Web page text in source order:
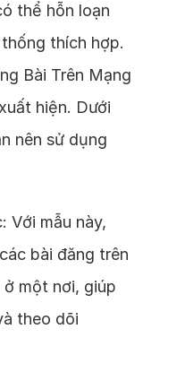
thể hỗn loạn
thích hợp.
Bài Trên Mạng
hiện. Dưới
nên sử dụng
Với mẫu này,
bài đăng trên
ở một nơi, giúp
theo dõi